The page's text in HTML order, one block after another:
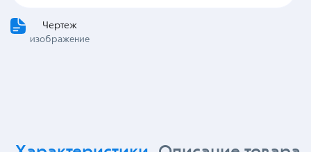
Чертеж
изображение